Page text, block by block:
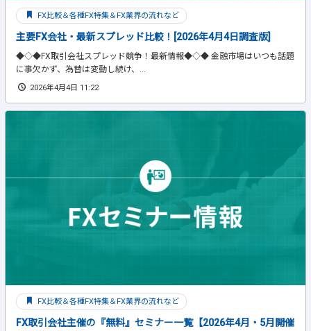
FX比較＆各種FX特集＆FX業界の流れなど
主要FX会社・最新スプレッド比較！[2026年4月4日調査版]
◆◇◆FX取引会社スプレッド競争！最新情報◆◇◆ 金融市場はいつも話題
に事欠かず、為替は変動し続け、...
2026年4月4日 11:22
FX比較＆各種FX特集＆FX業界の流れなど
FX取引会社主催の『無料』セミナー一覧【2026年4月・5月開催